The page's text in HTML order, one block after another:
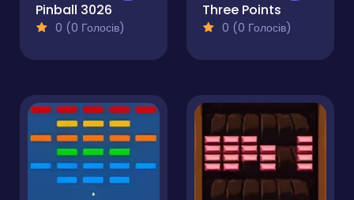
Pinball 3026
0 (0 Голосів)
Three Points
0 (0 Голосів)